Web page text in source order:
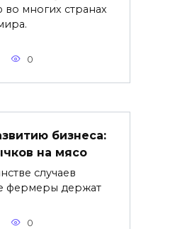
многих странах
0
бизнеса:
на мясо
случаев
фермеры держат
0